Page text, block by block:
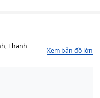
Thanh
Xem bản đồ lớn